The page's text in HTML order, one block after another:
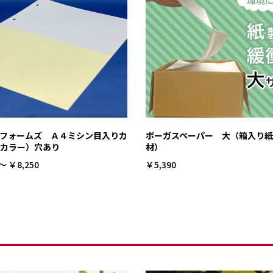
ォームズ Ａ４ミシン目入りカ
ラー）穴あり
￥8,250
ボーガスペーパー 大（箱入り
材）
￥5,390